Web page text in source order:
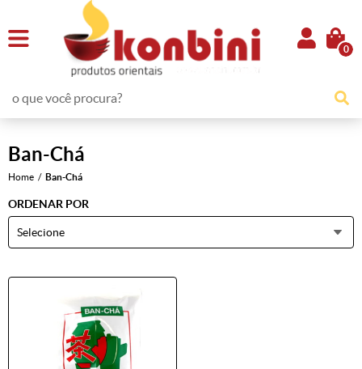
0
Ban-Chá
Home Ban-Chá
ORDENAR POR
Selecione